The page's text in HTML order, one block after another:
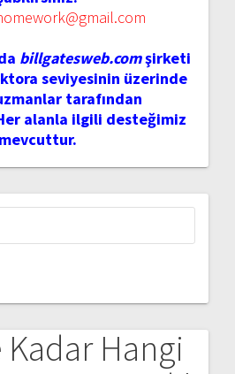
billgatesweb.comşirketi
seviyesinin üzerinde
tarafından
alanla ilgili desteğimiz
mevcuttur.
Hangi